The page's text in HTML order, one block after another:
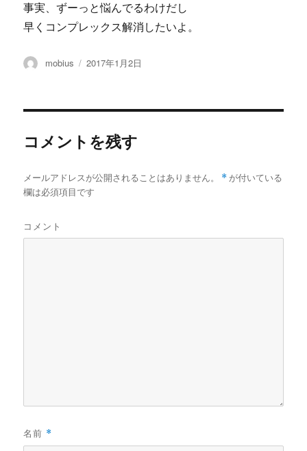
事実、ずーっと悩んでるわけだし
早くコンプレックス解消したいよ。
投
mobius
投
2017年1月2日
コメントを残す
メールアドレスが公開されることはありません。 * が付いている
欄は必須項目です
コメント
名前 *